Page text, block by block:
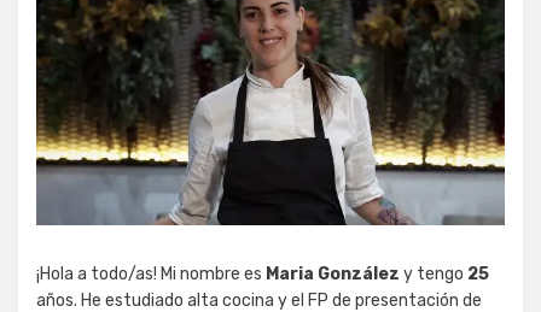
¡Hola a todo/as! Mi nombre es Maria González y tengo 25
años. He estudiado alta cocina y el FP de presentación de